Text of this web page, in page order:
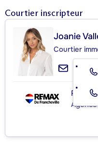
Courtier inscripteur
Joanie
Courtier
RE/